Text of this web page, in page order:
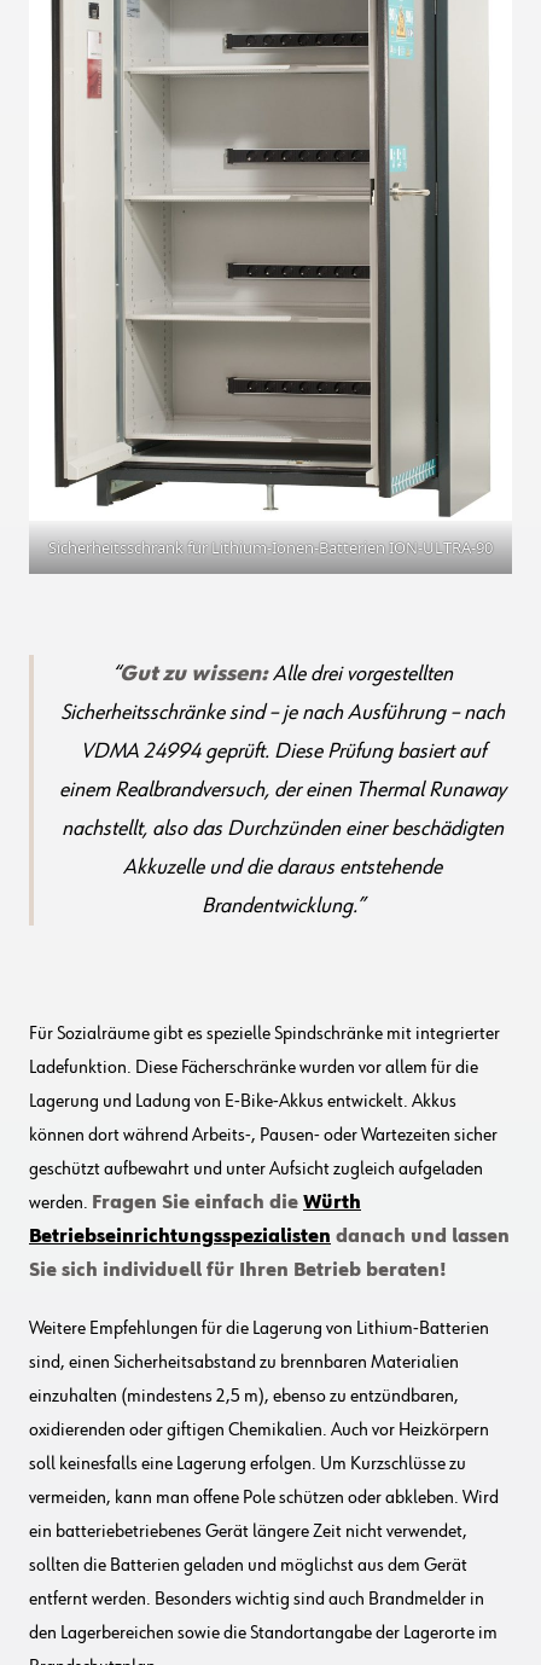
Sicherheitsschrank für Lithium-Ionen-Batterien ION-ULTRA-90
Gut zu wissen:Alle drei vorgestellten
Sicherheitsschränke sind – je nach Ausführung – nach
VDMA 24994 geprüft. Diese Prüfung basiert auf
einem Realbrandversuch, der einen Thermal Runaway
nachstellt, also das Durchzünden einer beschädigten
Akkuzelle und die daraus entstehende
Brandentwicklung.
Für Sozialräume gibt es spezielle Spindschränke mit integrierter
Ladefunktion. Diese Fächerschränke wurden vor allem für die
Lagerung und Ladung von E-Bike-Akkus entwickelt. Akkus
können dort während Arbeits-, Pausen- oder Wartezeiten sicher
geschützt aufbewahrt und unter Aufsicht zugleich aufgeladen
werden. Fragen Sie einfach die Würth
Betriebseinrichtungsspezialisten danach und lassen
Sie sich individuell für Ihren Betrieb beraten!
Weitere Empfehlungen für die Lagerung von Lithium-Batterien
sind, einen Sicherheitsabstand zu brennbaren Materialien
einzuhalten (mindestens 2,5 m), ebenso zu entzündbaren,
oxidierenden oder giftigen Chemikalien. Auch vor Heizkörpern
soll keinesfalls eine Lagerung erfolgen. Um Kurzschlüsse zu
vermeiden, kann man offene Pole schützen oder abkleben. Wird
ein batteriebetriebenes Gerät längere Zeit nicht verwendet,
sollten die Batterien geladen und möglichst aus dem Gerät
entfernt werden. Besonders wichtig sind auch Brandmelder in
den Lagerbereichen sowie die Standortangabe der Lagerorte im